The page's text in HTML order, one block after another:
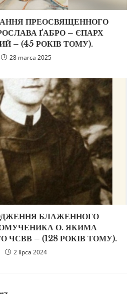
ПРЕОСВЯЩЕННОГО
ҐАБРО – ЄПАРХ
– (45 РОКІВ ТОМУ).
28 marca 2025
БЛАЖЕННОГО
О. ЯКИМА
ЧСВВ – (128 РОКІВ ТОМУ).
2 lipca 2024